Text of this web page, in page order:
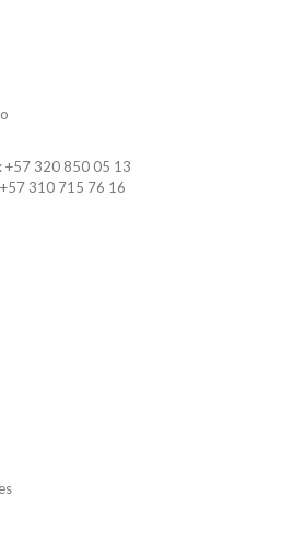
+57 320 850 05 13
310 715 76 16